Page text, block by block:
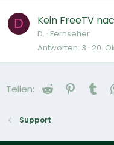
D Kein FreeTV
D. Fernseher
Antworten 3 20.
Teilen: Reddit
Support